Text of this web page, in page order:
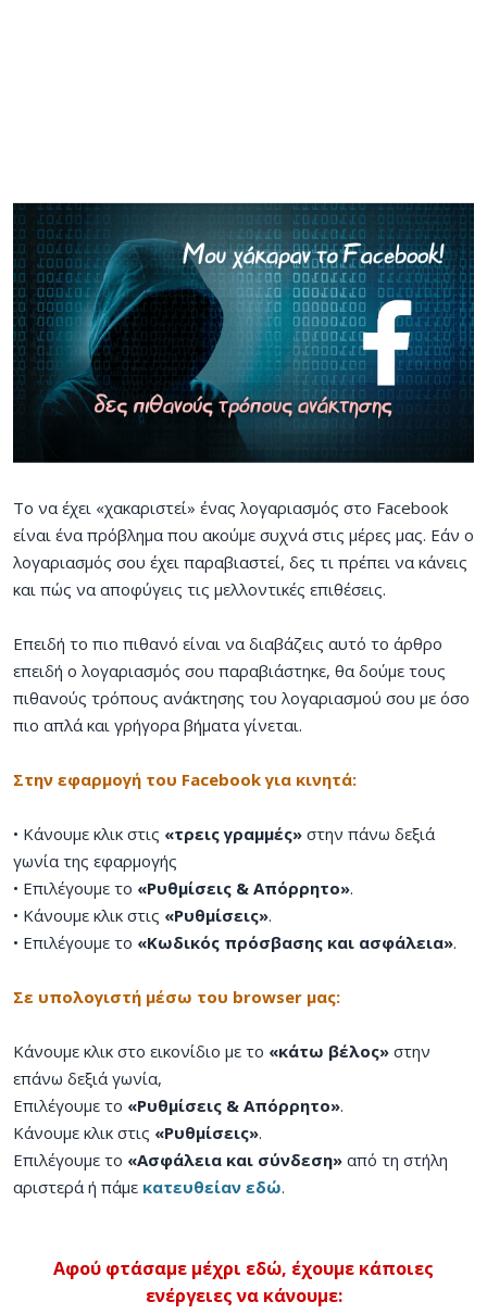
Το να έχει «χακαριστεί» ένας λογαριασμός στο Facebook
είναι ένα πρόβλημα που ακούμε συχνά στις μέρες μας. Εάν ο
λογαριασμός σου έχει παραβιαστεί, δες τι πρέπει να κάνεις
και πώς να αποφύγεις τις μελλοντικές επιθέσεις.
Επειδή το πιο πιθανό είναι να διαβάζεις αυτό το άρθρο
επειδή ο λογαριασμός σου παραβιάστηκε, θα δούμε τους
πιθανούς τρόπους ανάκτησης του λογαριασμού σου με όσο
πιο απλά και γρήγορα βήματα γίνεται.
Στην εφαρμογή του Facebook για κινητά:
• Κάνουμε κλικ στις «τρεις γραμμές» στην πάνω δεξιά
γωνία της εφαρμογής
• Επιλέγουμε το «Ρυθμίσεις & Απόρρητο».
• Κάνουμε κλικ στις «Ρυθμίσεις».
• Επιλέγουμε το «Κωδικός πρόσβασης και ασφάλεια».
Σε υπολογιστή μέσω του browser μας:
Κάνουμε κλικ στο εικονίδιο με το «κάτω βέλος» στην
επάνω δεξιά γωνία,
Επιλέγουμε το «Ρυθμίσεις & Απόρρητο».
Κάνουμε κλικ στις «Ρυθμίσεις».
Επιλέγουμε το «Ασφάλεια και σύνδεση» από τη στήλη
αριστερά ή πάμε κατευθείαν εδώ.
Αφού φτάσαμε μέχρι εδώ, έχουμε κάποιες
ενέργειες να κάνουμε: